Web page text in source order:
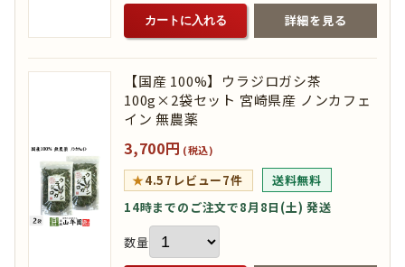
カートに入れる 詳細を見る
【国産 100%】ウラジロガシ茶
100g×2袋セット 宮崎県産 ノンカフェ
イン 無農薬
3,700円 (税込)
★4.57 レビュー7件
送料無料
14時までのご注文で8月8日(土) 発送
数量